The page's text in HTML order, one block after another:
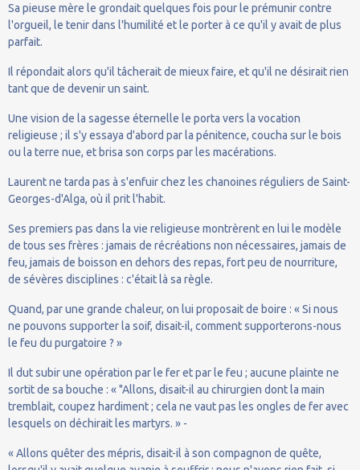
Sa pieuse mère le grondait quelques fois pour le prémunir contre
l'orgueil, le tenir dans l'humilité et le porter à ce qu'il y avait de plus
parfait.
Il répondait alors qu'il tâcherait de mieux faire, et qu'il ne désirait rien
tant que de devenir un saint.
Une vision de la sagesse éternelle le porta vers la vocation
religieuse ; il s'y essaya d'abord par la pénitence, coucha sur le bois
ou la terre nue, et brisa son corps par les macérations.
Laurent ne tarda pas à s'enfuir chez les chanoines réguliers de Saint-
Georges-d'Alga, où il prit l'habit.
Ses premiers pas dans la vie religieuse montrèrent en lui le modèle
de tous ses frères : jamais de récréations non nécessaires, jamais de
feu, jamais de boisson en dehors des repas, fort peu de nourriture,
de sévères disciplines : c'était là sa règle.
Quand, par une grande chaleur, on lui proposait de boire : « Si nous
ne pouvons supporter la soif, disait-il, comment supporterons-nous
le feu du purgatoire ? »
Il dut subir une opération par le fer et par le feu ; aucune plainte ne
sortit de sa bouche : « "Allons, disait-il au chirurgien dont la main
tremblait, coupez hardiment ; cela ne vaut pas les ongles de fer avec
lesquels on déchirait les martyrs. » -
« Allons quêter des mépris, disait-il à son compagnon de quête,